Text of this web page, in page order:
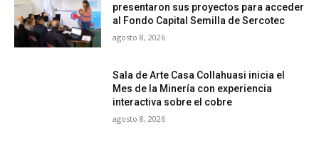
presentaron sus proyectos para acceder
al Fondo Capital Semilla de Sercotec
agosto 8, 2026
Sala de Arte Casa Collahuasi inicia el
Mes de la Minería con experiencia
interactiva sobre el cobre
agosto 8, 2026